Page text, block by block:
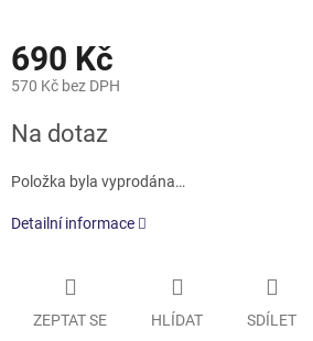
690 Kč
570 Kč bez DPH
cena:
Na dotaz
Položka byla vyprodána…
Detailní informace
ZEPTAT SE HLÍDAT SDÍLET